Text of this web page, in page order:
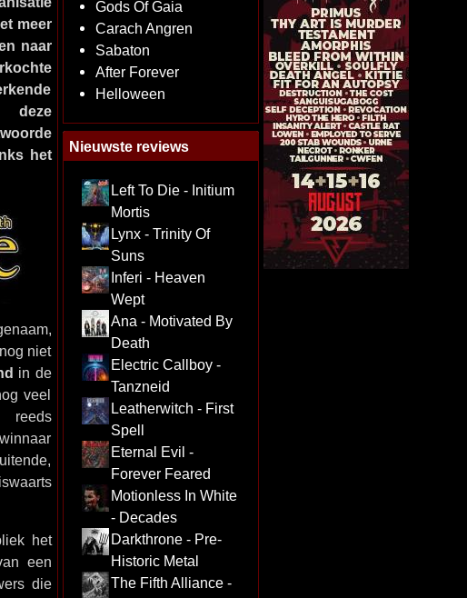
meer
naar
deze
het
niet
in de
veel
reeds
het
een
die
Gods Of Gaia
Carach Angren
Sabaton
After Forever
Helloween
Nieuwste reviews
Left To Die - Initium
Mortis
Lynx - Trinity Of
Suns
Inferi - Heaven
Wept
Ana - Motivated By
Death
Electric Callboy -
Tanzneid
Leatherwitch - First
Spell
Eternal Evil -
Forever Feared
Motionless In White
- Decades
Darkthrone - Pre-
Historic Metal
The Fifth Alliance -